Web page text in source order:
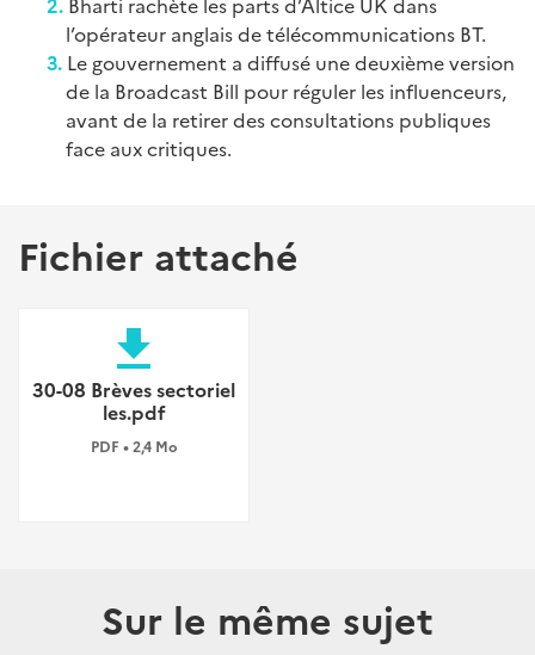
l’opérateur anglais de télécommunications BT.
Le gouvernement a diffusé une deuxième version
de la Broadcast Bill pour réguler les influenceurs,
avant de la retirer des consultations publiques
face aux critiques.
Fichier attaché
file_download
30-08 Brèves sectoriel
les.pdf
PDF • 2,4 Mo
Sur le même sujet